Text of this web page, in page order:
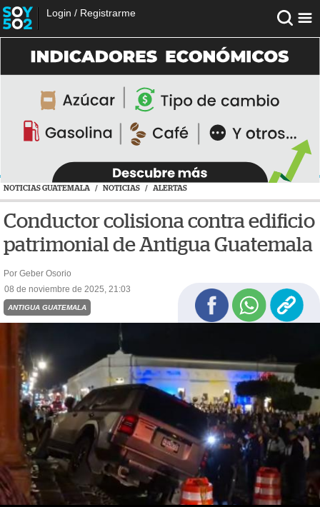
Login / Registrarme
NOTICIAS GUATEMALA / NOTICIAS / ALERTAS
Conductor colisiona contra edificio
patrimonial de Antigua Guatemala
Por Geber Osorio
08 de noviembre de 2025, 21:03
ANTIGUA GUATEMALA